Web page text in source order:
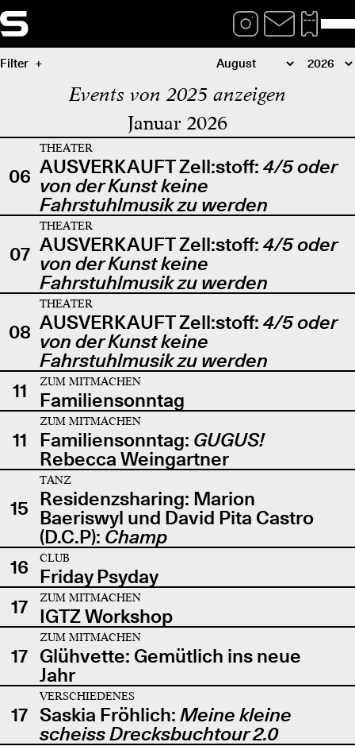
Filter
Events von 2025 anzeigen
Januar 2026
06
THEATER
AUSVERKAUFT Zell:stoff: 4/5 oder
von der Kunst keine
Fahrstuhlmusik zu werden
07
THEATER
AUSVERKAUFT Zell:stoff: 4/5 oder
von der Kunst keine
Fahrstuhlmusik zu werden
08
THEATER
AUSVERKAUFT Zell:stoff: 4/5 oder
von der Kunst keine
Fahrstuhlmusik zu werden
11
ZUM MITMACHEN
Familiensonntag
11
ZUM MITMACHEN
Familiensonntag: GUGUS!
Rebecca Weingartner
15
TANZ
Residenzsharing: Marion
Baeriswyl und David Pita Castro
(D.C.P): Champ
16
CLUB
Friday Psyday
17
ZUM MITMACHEN
IGTZ Workshop
17
ZUM MITMACHEN
Glühvette: Gemütlich ins neue
Jahr
17
VERSCHIEDENES
Saskia Fröhlich: Meine kleine
scheiss Drecksbuchtour 2.0